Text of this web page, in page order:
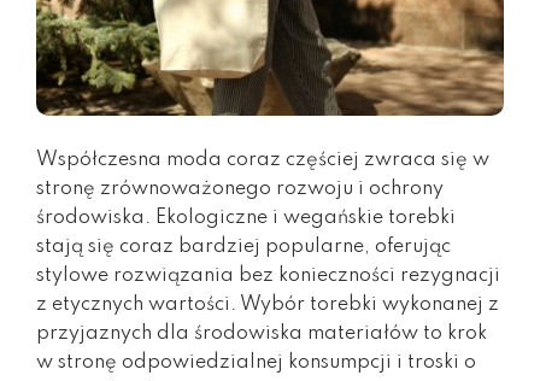
Współczesna moda coraz częściej zwraca się w
stronę zrównoważonego rozwoju i ochrony
środowiska. Ekologiczne i wegańskie torebki
stają się coraz bardziej popularne, oferując
stylowe rozwiązania bez konieczności rezygnacji
z etycznych wartości. Wybór torebki wykonanej z
przyjaznych dla środowiska materiałów to krok
w stronę odpowiedzialnej konsumpcji i troski o